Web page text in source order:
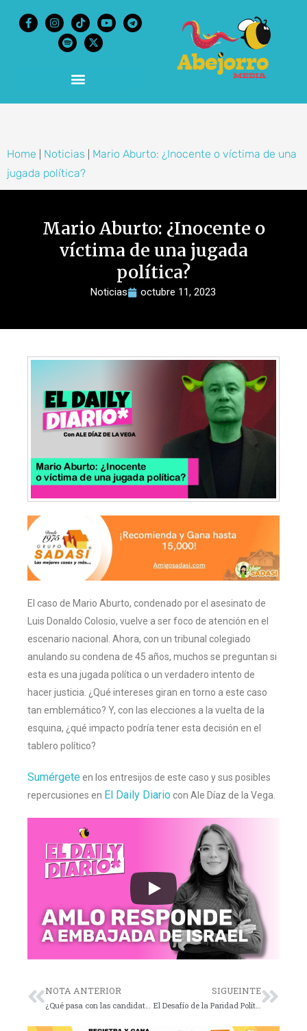
Home Noticias
Mario Aburto: ¿Inocente o víctima de una
jugada política?
Mario Aburto: ¿Inocente o
víctima de una jugada
política?
Noticias octubre 11, 2023
El caso de Mario Aburto, condenado por el asesinato de
Luis Donaldo Colosio, vuelve a ser foco de atención en el
escenario nacional. Ahora, con un tribunal colegiado
anulando su condena de 45 años, muchos se preguntan si
esta es una jugada política o un verdadero intento de
hacer justicia. ¿Qué intereses giran en torno a este caso
tan emblemático? Y, con las elecciones a la vuelta de la
esquina, ¿qué impacto podría tener esta decisión en el
tablero político?
Sumérgeteen los entresijos de este caso y sus posibles
repercusiones en El Daily Diario con Ale Díaz de la Vega.
NOTA ANTERIOR SIGUEINTE
El Desafío de la Paridad Política en México: Mujeres al Poder en 2024